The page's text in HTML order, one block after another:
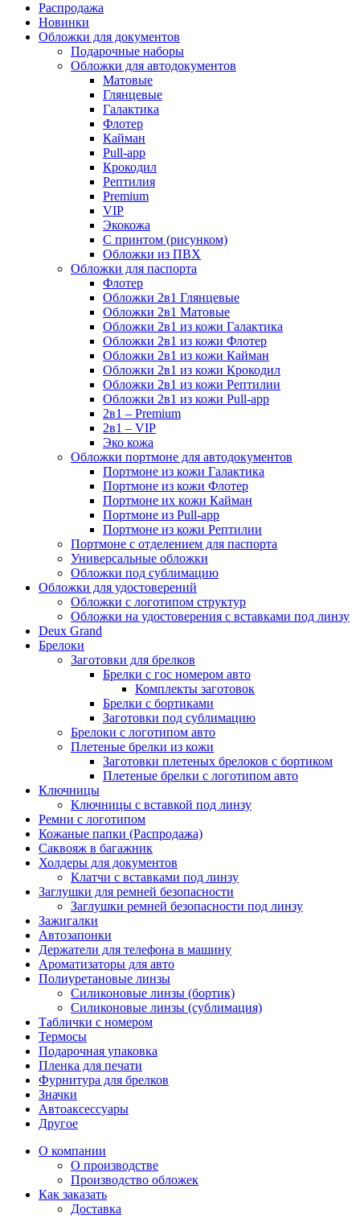
Распродажа
Новинки
Обложки для документов
Подарочные наборы
Обложки для автодокументов
Матовые
Глянцевые
Галактика
Флотер
Кайман
Pull-app
Крокодил
Рептилия
Premium
VIP
Экокожа
С принтом (рисунком)
Обложки из ПВХ
Обложки для паспорта
Флотер
Обложки 2в1 Глянцевые
Обложки 2в1 Матовые
Обложки 2в1 из кожи Галактика
Обложки 2в1 из кожи Флотер
Обложки 2в1 из кожи Кайман
Обложки 2в1 из кожи Крокодил
Обложки 2в1 из кожи Рептилии
Обложки 2в1 из кожи Pull-app
2в1 – Premium
2в1 – VIP
Эко кожа
Обложки портмоне для автодокументов
Портмоне из кожи Галактика
Портмоне из кожи Флотер
Портмоне их кожи Кайман
Портмоне из Pull-app
Портмоне из кожи Рептилии
Портмоне с отделением для паспорта
Универсальные обложки
Обложки под сублимацию
Обложки для удостоверений
Обложки с логотипом структур
Обложки на удостоверения с вставками под линзу
Deux Grand
Брелоки
Заготовки для брелков
Брелки с гос номером авто
Комплекты заготовок
Брелки с бортиками
Заготовки под сублимацию
Брелоки с логотипом авто
Плетеные брелки из кожи
Заготовки плетеных брелоков с бортиком
Плетеные брелки с логотипом авто
Ключницы
Ключницы с вставкой под линзу
Ремни с логотипом
Кожаные папки (Распродажа)
Саквояж в багажник
Холдеры для документов
Клатчи с вставками под линзу
Заглушки для ремней безопасности
Заглушки ремней безопасности под линзу
Зажигалки
Автозапонки
Держатели для телефона в машину
Ароматизаторы для авто
Полиуретановые линзы
Силиконовые линзы (бортик)
Силиконовые линзы (сублимация)
Таблички с номером
Термосы
Подарочная упаковка
Пленка для печати
Фурнитура для брелков
Значки
Автоаксессуары
Другое
О компании
О производстве
Производство обложек
Как заказать
Доставка